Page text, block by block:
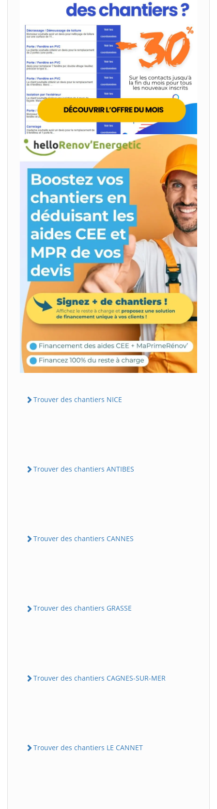
Trouver des chantiers NICE
Trouver des chantiers ANTIBES
Trouver des chantiers CANNES
Trouver des chantiers GRASSE
Trouver des chantiers CAGNES-SUR-MER
Trouver des chantiers LE CANNET